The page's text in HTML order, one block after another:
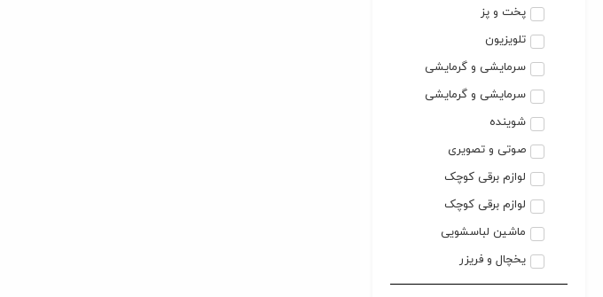
پخت و پز
تلویزیون
سرمایشی و گرمایشی
سرمایشی و گرمایشی
شوینده
صوتی و تصویری
لوازم برقی کوچک
لوازم برقی کوچک
ماشین لباسشویی
یخچال و فریزر